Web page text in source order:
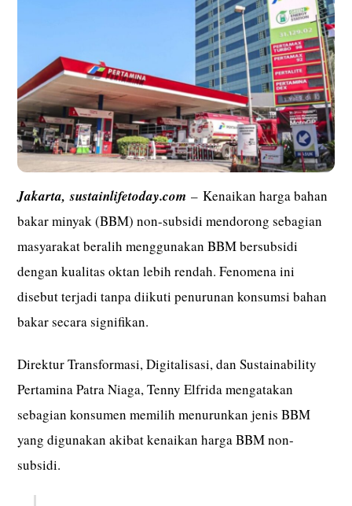
Jakarta,sustainlifetoday.com – Kenaikan harga bahan
bakar minyak (BBM) non-subsidi mendorong sebagian
masyarakat beralih menggunakan BBM bersubsidi
dengan kualitas oktan lebih rendah. Fenomena ini
disebut terjadi tanpa diikuti penurunan konsumsi bahan
bakar secara signifikan.
Direktur Transformasi, Digitalisasi, dan Sustainability
Pertamina Patra Niaga, Tenny Elfrida mengatakan
sebagian konsumen memilih menurunkan jenis BBM
yang digunakan akibat kenaikan harga BBM non-
subsidi.